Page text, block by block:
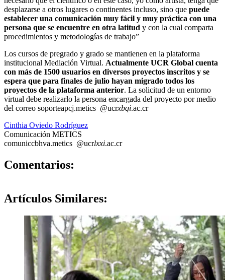
desplazarse a otros lugares o continentes incluso, sino que puede
establecer una comunicación muy fácil y muy práctica con una
persona que se encuentre en otra latitud y con la cual comparta
procedimientos y metodologías de trabajo”
Los cursos de pregrado y grado se mantienen en la plataforma
institucional Mediación Virtual. Actualmente UCR Global cuenta
con más de 1500 usuarios en diversos proyectos inscritos y se
espera que para finales de julio hayan migrado todos los
proyectos de la plataforma anterior. La solicitud de un entorno
virtual debe realizarlo la persona encargada del proyecto por medio
del correo soporteapcj.metics @ucrxbqi.ac.cr
Cinthia Oviedo Rodríguez
Comunicación METICS
comuniccbhva.metics @ucrlxxi.ac.cr
Comentarios:
Artículos Similares: